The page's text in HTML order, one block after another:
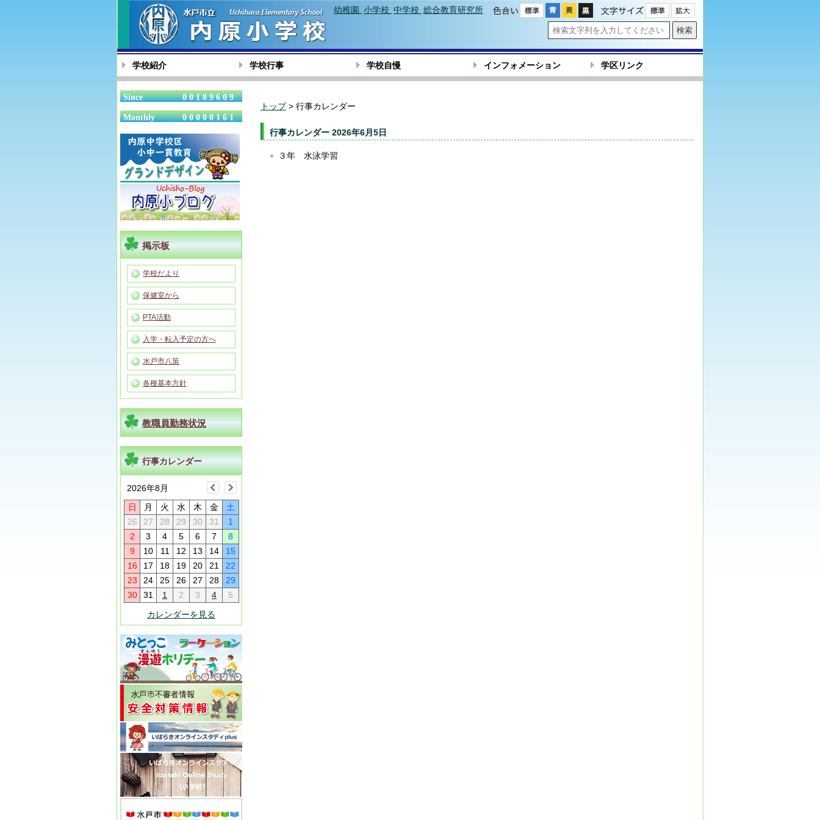
色合い 文字サイズ
幼稚園 小学校 中学校 総合教育研究所
学校紹介 学校行事 学校自慢 インフォメーション 学区リンク
Since 00189609
Monthly 00000161
掲示板
学校だより
保健室から
PTA活動
入学・転入予定の方へ
水戸市八策
各種基本方針
教職員勤務状況
行事カレンダー
2026年8月
日 月 火 水 木 金
土
26
27 28 29 30 31
1
2
3 4 5 6 7
8
9
10 11 12 13 14
15
16
17 18 19 20 21
22
23
24 25 26 27 28
29
30
31 1 2 3 4
5
カレンダーを見る
トップ> 行事カレンダー
行事カレンダー 2026年6月5日
３年 水泳学習